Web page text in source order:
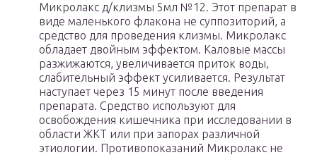
Микролакс д/клизмы 5мл №12. Этот препарат в
виде маленького флакона не суппозиторий, а
средство для проведения клизмы. Микролакс
обладает двойным эффектом. Каловые массы
разжижаются, увеличивается приток воды,
слабительный эффект усиливается. Результат
наступает через 15 минут после введения
препарата. Средство используют для
освобождения кишечника при исследовании в
области ЖКТ или при запорах различной
этиологии. Противопоказаний Микролакс не